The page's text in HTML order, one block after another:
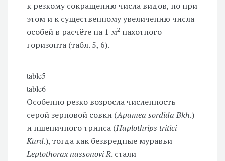
к резкому сокращению числа видов, но при
этом и к существенному увеличению числа
особей в расчёте на 1 м2 пахотного
горизонта (табл. 5, 6).
table5
table6
Особенно резко возросла численность
серой зерновой совки (Apamea sordida Bkh.)
и пшеничного трипса (Haplothrips tritici
Kurd.), тогда как безвредные муравьи
Leptothorax nassonovi R. стали